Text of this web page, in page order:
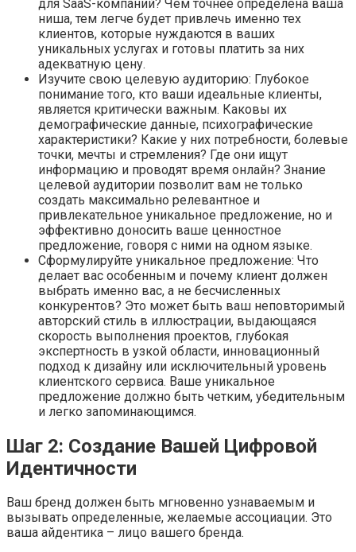
для SaaS-компаний? Чем точнее определена ваша
ниша, тем легче будет привлечь именно тех
клиентов, которые нуждаются в ваших
уникальных услугах и готовы платить за них
адекватную цену.
Изучите свою целевую аудиторию: Глубокое
понимание того, кто ваши идеальные клиенты,
является критически важным. Каковы их
демографические данные, психографические
характеристики? Какие у них потребности, болевые
точки, мечты и стремления? Где они ищут
информацию и проводят время онлайн? Знание
целевой аудитории позволит вам не только
создать максимально релевантное и
привлекательное уникальное предложение, но и
эффективно доносить ваше ценностное
предложение, говоря с ними на одном языке.
Сформулируйте уникальное предложение: Что
делает вас особенным и почему клиент должен
выбрать именно вас, а не бесчисленных
конкурентов? Это может быть ваш неповторимый
авторский стиль в иллюстрации, выдающаяся
скорость выполнения проектов, глубокая
экспертность в узкой области, инновационный
подход к дизайну или исключительный уровень
клиентского сервиса. Ваше уникальное
предложение должно быть четким, убедительным
и легко запоминающимся.
Шаг 2: Создание Вашей Цифровой
Идентичности
Ваш бренд должен быть мгновенно узнаваемым и
вызывать определенные, желаемые ассоциации. Это
ваша айдентика – лицо вашего бренда.